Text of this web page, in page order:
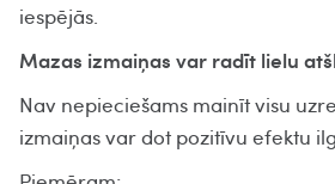
iespējās.
Mazas izmaiņas var radīt lielu
Nav nepieciešams mainīt visu
izmaiņas var dot pozitīvu efektu